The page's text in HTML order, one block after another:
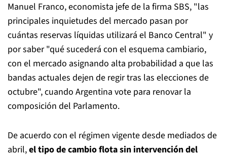
Manuel Franco, economista jefe de la firma SBS, "las
principales inquietudes del mercado pasan por
cuántas reservas líquidas utilizará el Banco Central" y
por saber "qué sucederá con el esquema cambiario,
con el mercado asignando alta probabilidad a que las
bandas actuales dejen de regir tras las elecciones de
octubre", cuando Argentina vote para renovar la
composición del Parlamento.
De acuerdo con el régimen vigente desde mediados de
abril,el tipo de cambio flota sin intervención del